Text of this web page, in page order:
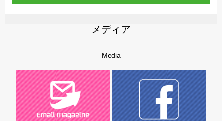
メディア
Media